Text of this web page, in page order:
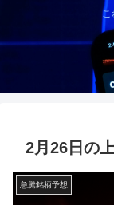
こ
2月26日の
急騰銘柄予想